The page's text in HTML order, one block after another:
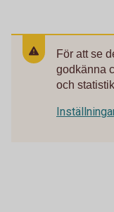
För att se
godkänna
och